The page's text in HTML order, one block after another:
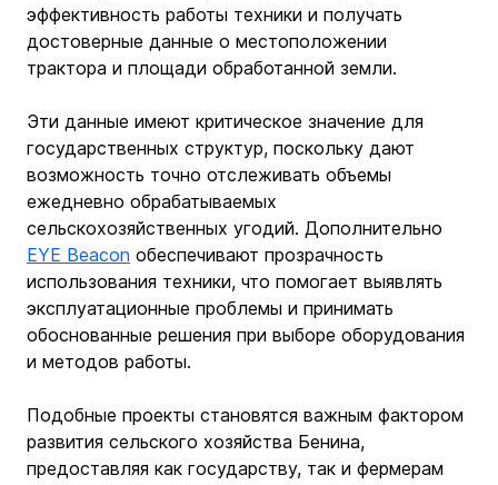
эффективность работы техники и получать
достоверные данные о местоположении
трактора и площади обработанной земли.
Эти данные имеют критическое значение для
государственных структур, поскольку дают
возможность точно отслеживать объемы
ежедневно обрабатываемых
сельскохозяйственных угодий. Дополнительно
EYE Beacon обеспечивают прозрачность
использования техники, что помогает выявлять
эксплуатационные проблемы и принимать
обоснованные решения при выборе оборудования
и методов работы.
Подобные проекты становятся важным фактором
развития сельского хозяйства Бенина,
предоставляя как государству, так и фермерам